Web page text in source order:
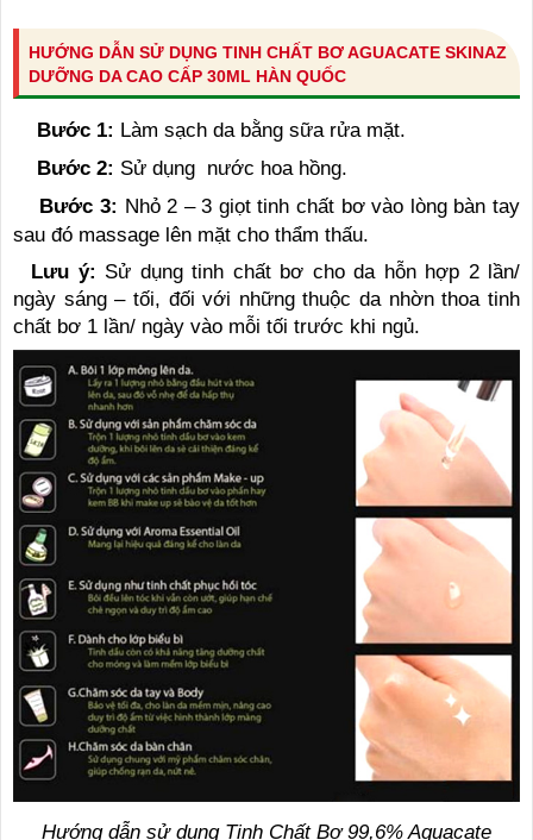
HƯỚNG DẪN SỬ DỤNG TINH CHẤT BƠ AGUACATE SKINAZ
DƯỠNG DA CAO CẤP 30ML HÀN QUỐC
Bước 1: Làm sạch da bằng sữa rửa mặt.
Bước 2: Sử dụng nước hoa hồng.
Bước 3: Nhỏ 2 – 3 giọt tinh chất bơ vào lòng bàn tay
sau đó massage lên mặt cho thẩm thấu.
Lưu ý: Sử dụng tinh chất bơ cho da hỗn hợp 2 lần/
ngày sáng – tối, đối với những thuộc da nhờn thoa tinh
chất bơ 1 lần/ ngày vào mỗi tối trước khi ngủ.
Hướng dẫn sử dụng Tinh Chất Bơ 99,6% Aguacate